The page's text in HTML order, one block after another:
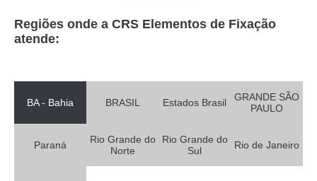
Regiões onde a CRS Elementos de Fixação
atende:
BA - Bahia BRASIL Estados Brasil
GRANDE SÃO
PAULO
Paraná
Rio Grande do
Norte
Rio Grande do
Sul
Rio de Janeiro